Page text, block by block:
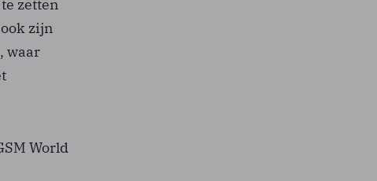
zetten
zijn
waar
World